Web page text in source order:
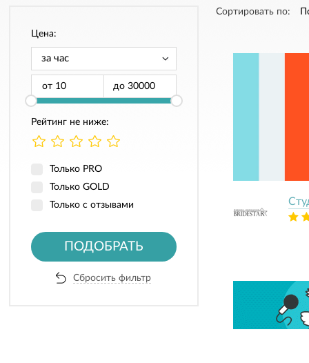
Цена:
от до
Рейтинг не ниже:
Только PRO
Только GOLD
Только с отзывами
ПОДОБРАТЬ
Сбросить фильтр
Сортировать по: